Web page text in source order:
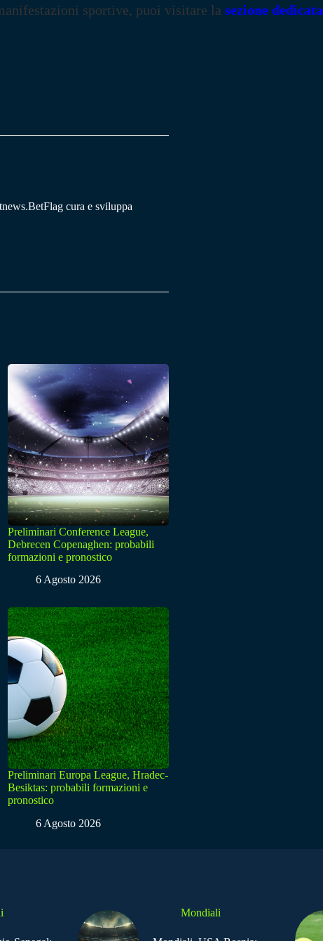
sportive, puoi visitare la sezione dedicata
cura e sviluppa
Preliminari Conference League,
Debrecen Copenaghen: probabili
formazioni e pronostico
6 Agosto 2026
Preliminari Europa League, Hradec-
Besiktas: probabili formazioni e
pronostico
6 Agosto 2026
Mondiali